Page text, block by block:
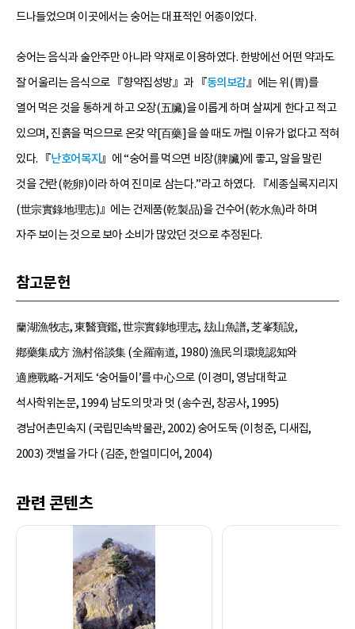
드나들었으며 이곳에서는 숭어는 대표적인 어종이었다.
숭어는 음식과 술안주만 아니라 약재로 이용하였다. 한방에선 어떤 약과도
잘 어울리는 음식으로 『향약집성방』과 『동의보감』에는 위(胃)를
열어 먹은 것을 통하게 하고 오장(五臟)을 이롭게 하며 살찌게 한다고 적고
있으며, 진흙을 먹으므로 온갖 약[百藥]을 쓸 때도 꺼릴 이유가 없다고 적혀
있다. 『난호어목지』에 “숭어를 먹으면 비장(脾臟)에 좋고, 알을 말린
것을 건란(乾卵)이라 하여 진미로 삼는다.”라고 하였다. 『세종실록지리지
(世宗實錄地理志)』에는 건제품(乾製品)을 건수어(乾水魚)라 하며
자주 보이는 것으로 보아 소비가 많았던 것으로 추정된다.
참고문헌
蘭湖漁牧志, 東醫寶鑑, 世宗實錄地理志, 玆山魚譜, 芝峯類說,
鄕藥集成方 漁村俗談集 (全羅南道, 1980) 漁民의 環境認知와
適應戰略-거제도 ‘숭어들이’를 中心으로 (이경미, 영남대학교
석사학위논문, 1994) 남도의 맛과 멋 (송수권, 창공사, 1995)
경남어촌민속지 (국립민속박물관, 2002) 숭어도둑 (이청준, 디새집,
2003) 갯벌을 가다 (김준, 한얼미디어, 2004)
관련 콘텐츠